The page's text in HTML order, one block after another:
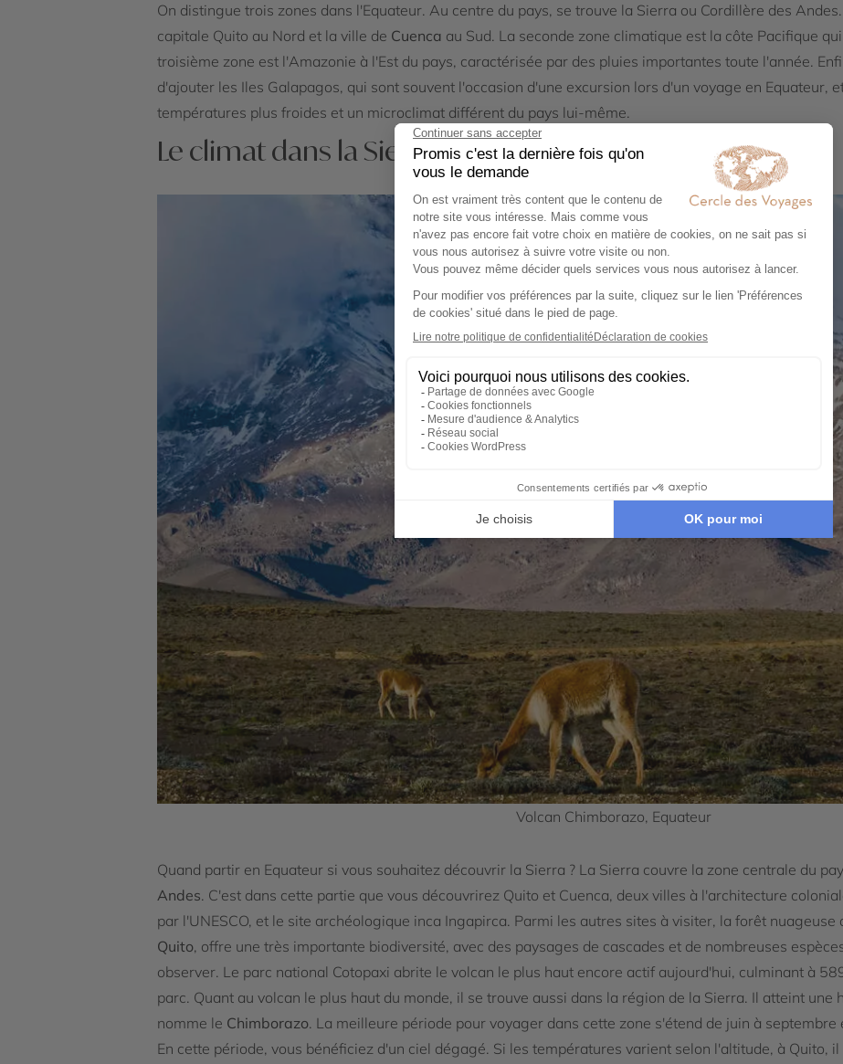
On distingue trois zones dans l'Equateur. Au centre du pays, se trouve la Sierra ou Cordillère des
capitale Quito au Nord et la ville de Cuenca au Sud. La seconde zone climatique est la côte Pacifique
troisième zone est l'Amazonie à l'Est du pays, caractérisée par des pluies importantes toute l'année.
d'ajouter les Iles Galapagos, qui sont souvent l'occasion d'une excursion lors d'un voyage en Equateur,
températures plus froides et un microclimat différent du pays lui-même.
Le climat dans la Sierra
Volcan Chimborazo, Equateur
Quand partir en Equateur si vous souhaitez découvrir la Sierra ? La Sierra couvre la zone centrale du
Andes. C'est dans cette partie que vous découvrirez Quito et Cuenca, deux villes à l'architecture
par l'UNESCO, et le site archéologique inca Ingapirca. Parmi les autres sites à visiter, la forêt
Quito, offre une très importante biodiversité, avec des paysages de cascades et de nombreuses
observer. Le parc national Cotopaxi abrite le volcan le plus haut encore actif aujourd'hui, culminant à
parc. Quant au volcan le plus haut du monde, il se trouve aussi dans la région de la Sierra. Il atteint
nomme le Chimborazo. La meilleure période pour voyager dans cette zone s'étend de juin à septembre
En cette période, vous bénéficiez d'un ciel dégagé. Si les températures varient selon l'altitude, à Quito,